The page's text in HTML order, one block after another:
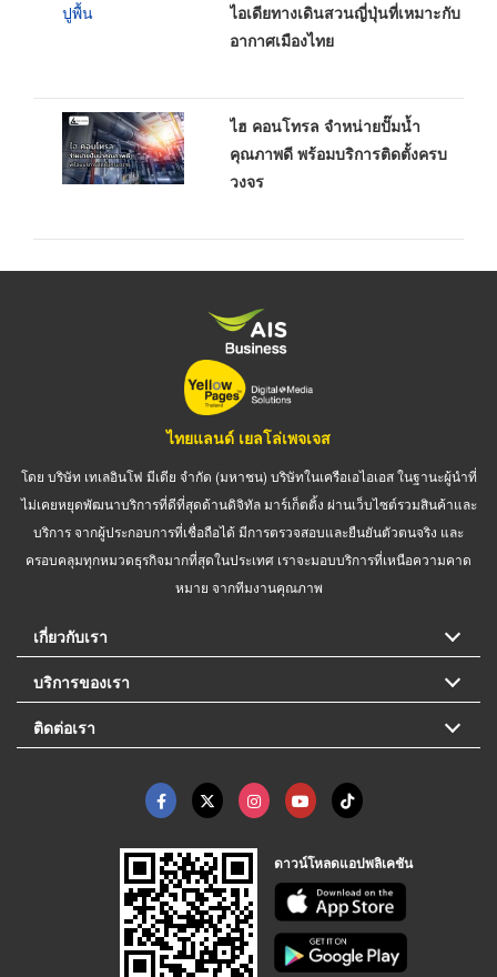
ไอเดียทางเดินสวนญี่ปุ่นที่เหมาะกับ
อากาศเมืองไทย
ไฮ คอนโทรล จำหน่ายปั๊มน้ำ
คุณภาพดี พร้อมบริการติดตั้งครบ
วงจร
ไทยแลนด์ เยลโล่เพจเจส
โดย บริษัท เทเลอินโฟ มีเดีย จำกัด (มหาชน) บริษัทในเครือเอไอเอส ในฐานะผู้นำที่
ไม่เคยหยุดพัฒนาบริการที่ดีที่สุดด้านดิจิทัล มาร์เก็ตติ้ง ผ่านเว็บไซต์รวมสินค้าและ
บริการ จากผู้ประกอบการที่เชื่อถือได้ มีการตรวจสอบและยืนยันตัวตนจริง และ
ครอบคลุมทุกหมวดธุรกิจมากที่สุดในประเทศ เราจะมอบบริการที่เหนือความคาด
หมาย จากทีมงานคุณภาพ
เกี่ยวกับเรา
บริการของเรา
ติดต่อเรา
ดาวน์โหลดแอปพลิเคชัน